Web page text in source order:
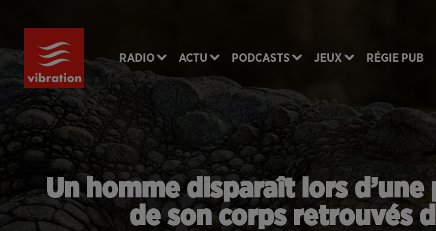
RADIO ACTU PODCASTS JEUX RÉGIE PUB
Un homme disparaît lors
de son corps retrouvés